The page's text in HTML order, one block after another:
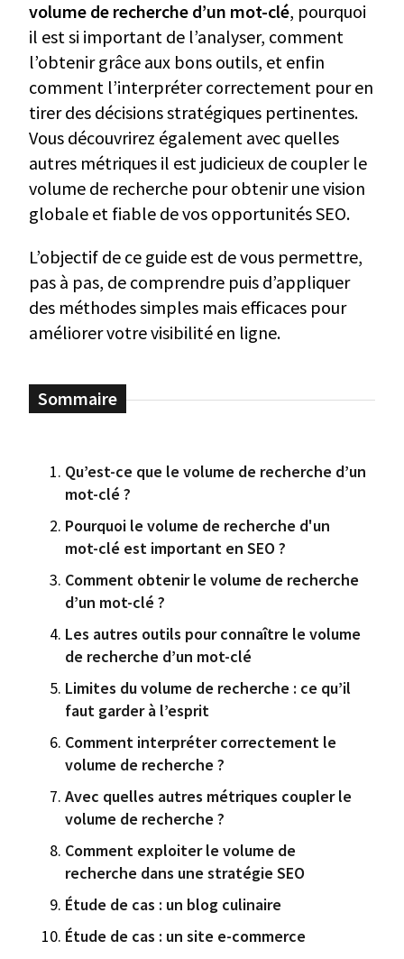
volume de recherche d’un mot-clé, pourquoi
il est si important de l’analyser, comment
l’obtenir grâce aux bons outils, et enfin
comment l’interpréter correctement pour en
tirer des décisions stratégiques pertinentes.
Vous découvrirez également avec quelles
autres métriques il est judicieux de coupler le
volume de recherche pour obtenir une vision
globale et fiable de vos opportunités SEO.
L’objectif de ce guide est de vous permettre,
pas à pas, de comprendre puis d’appliquer
des méthodes simples mais efficaces pour
améliorer votre visibilité en ligne.
Qu’est-ce que le volume de recherche d’un
mot-clé ?
Pourquoi le volume de recherche d'un
mot-clé est important en SEO ?
Comment obtenir le volume de recherche
d’un mot-clé ?
Les autres outils pour connaître le volume
de recherche d’un mot-clé
Limites du volume de recherche : ce qu’il
faut garder à l’esprit
Comment interpréter correctement le
volume de recherche ?
Avec quelles autres métriques coupler le
volume de recherche ?
Comment exploiter le volume de
recherche dans une stratégie SEO
Étude de cas : un blog culinaire
Étude de cas : un site e-commerce